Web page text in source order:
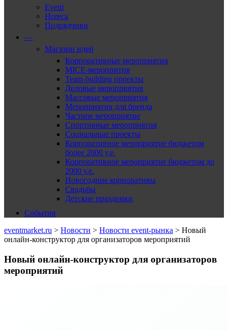
Event
Horeca
Подрядчики
—
Магазин идей
Корпоративные мероприятия
MICE-меропрития
Team-building проекты
Деловые мероприятия
Массовые мероприятия
Мероприятия для бренда
Частное мероприятие
Спортивные мероприятия
Социальные проекты
Корпоративное мероприятие бюджетом
более 2000 у.е.
Корпоративное мероприятие бюджетом до
2000 у.е.
Новогодние корпоративы
Свадьбы
Детские праздники
События
eventmarket.ru > Новости > Новости event-рынка > Новый
онлайн-конструктор для организаторов мероприятий
Новый онлайн-конструктор для организаторов
мероприятий